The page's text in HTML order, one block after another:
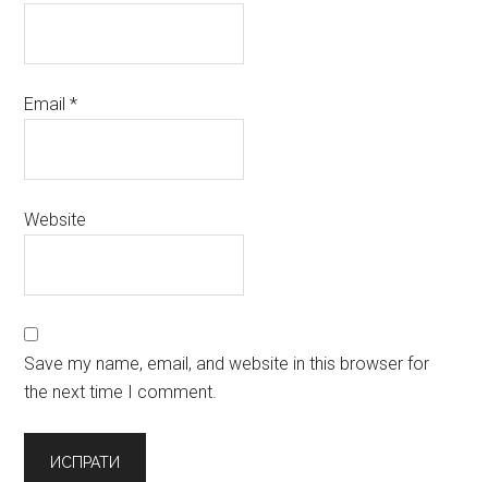
Email*
Website
Save my name, email, and website in this browser for
the next time I comment.